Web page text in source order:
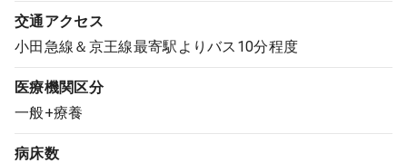
受付時間 9:00 ～ 18:00 （平日）
クリニック開業
交通アクセス
小田急線＆京王線最寄駅よりバス10分程度
医療機関区分
一般+療養
病床数